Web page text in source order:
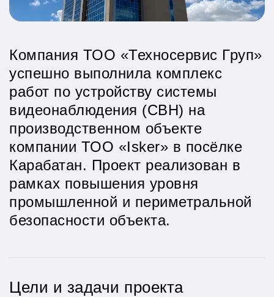
Компания ТОО «Техносервис Груп»
успешно выполнила комплекс
работ по устройству системы
видеонаблюдения (СВН) на
производственном объекте
компании ТОО «Isker» в посёлке
Карабатан. Проект реализован в
рамках повышения уровня
промышленной и периметральной
безопасности объекта.
Цели и задачи проекта